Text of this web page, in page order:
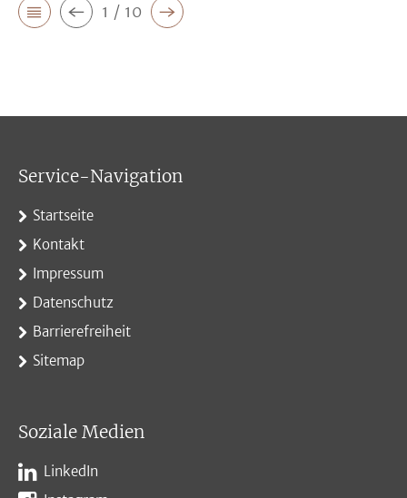
1 / 10
Service-Navigation
Startseite
Kontakt
Impressum
Datenschutz
Barrierefreiheit
Sitemap
Soziale Medien
LinkedIn